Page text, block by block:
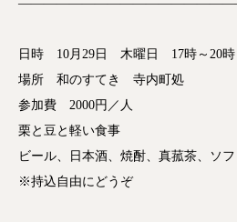
日時 10月29日 木曜日 17時～20時
場所 和のすてき 寺内町処
参加費 2000円／人
栗と豆と軽い食事
ビール、日本酒、焼酎、真菰茶、ソ
※持込自由にどうぞ